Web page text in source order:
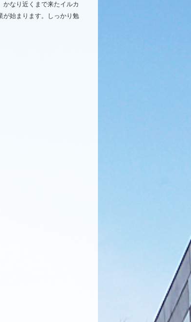
なり近くまで来たイルカ
が始まります。しっかり勉